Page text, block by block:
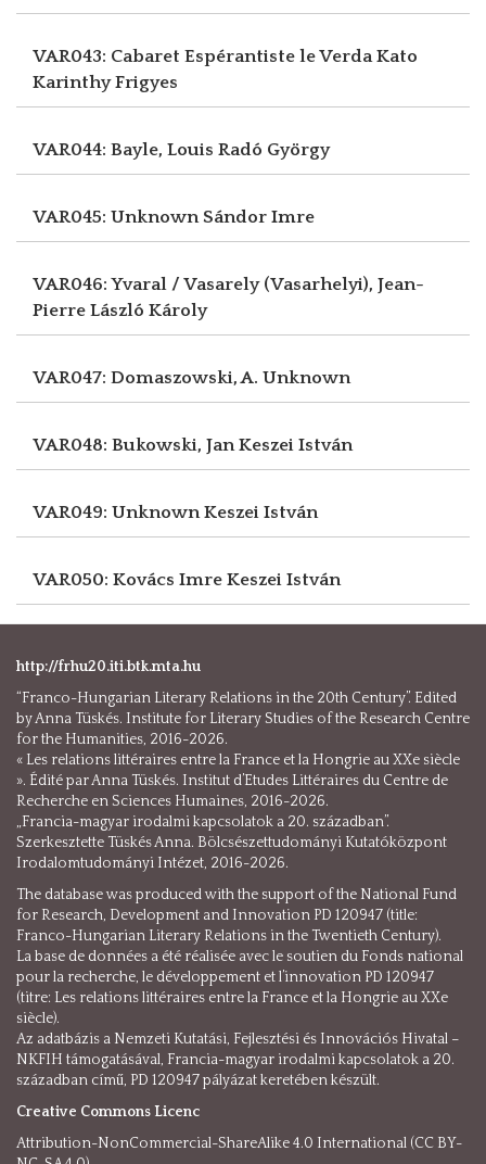
VAR043: Cabaret Espérantiste le Verda Kato
Karinthy Frigyes
VAR044: Bayle, Louis Radó György
VAR045: UnknownSándor Imre
VAR046: Yvaral / Vasarely (Vasarhelyi), Jean-
Pierre László Károly
VAR047: Domaszowski, A. Unknown
VAR048: Bukowski, JanKeszei István
VAR049: UnknownKeszei István
VAR050: Kovács Imre Keszei István
http://frhu20.iti.btk.mta.hu
“Franco-Hungarian Literary Relations in the 20th Century”. Edited
by Anna Tüskés. Institute for Literary Studies of the Research Centre
for the Humanities, 2016-2026.
« Les relations littéraires entre la France et la Hongrie au XXe siècle
». Édité par Anna Tüskés. Institut d’Etudes Littéraires du Centre de
Recherche en Sciences Humaines, 2016-2026.
„Francia-magyar irodalmi kapcsolatok a 20. században”.
Szerkesztette Tüskés Anna. Bölcsészettudományi Kutatóközpont
Irodalomtudományi Intézet, 2016-2026.
The database was produced with the support of the National Fund
for Research, Development and Innovation PD 120947 (title:
Franco-Hungarian Literary Relations in the Twentieth Century).
La base de données a été réalisée avec le soutien du Fonds national
pour la recherche, le développement et l’innovation PD 120947
(titre: Les relations littéraires entre la France et la Hongrie au XXe
siècle).
Az adatbázis a Nemzeti Kutatási, Fejlesztési és Innovációs Hivatal –
NKFIH támogatásával, Francia-magyar irodalmi kapcsolatok a 20.
században című, PD 120947 pályázat keretében készült.
Creative Commons Licenc
Attribution-NonCommercial-ShareAlike 4.0 International (CC BY-